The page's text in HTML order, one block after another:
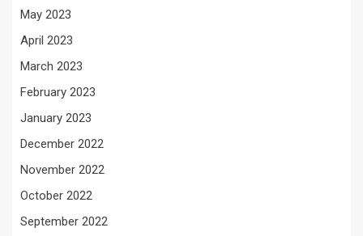
May 2023
April 2023
March 2023
February 2023
January 2023
December 2022
November 2022
October 2022
September 2022